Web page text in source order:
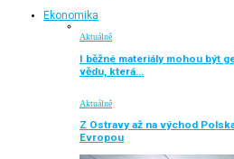
Ekonomika
Aktuálně
I běžné materiály mohou být
vědu, která…
Aktuálně
Z Ostravy až na východ
Evropou